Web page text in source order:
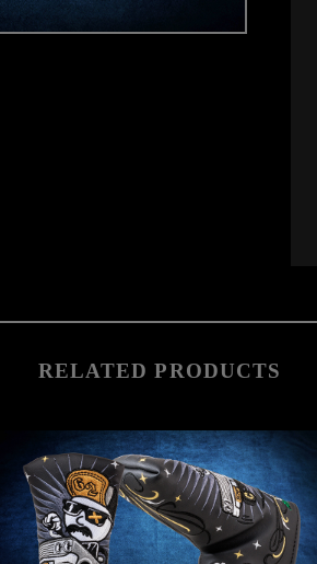
RELATED PRODUCTS